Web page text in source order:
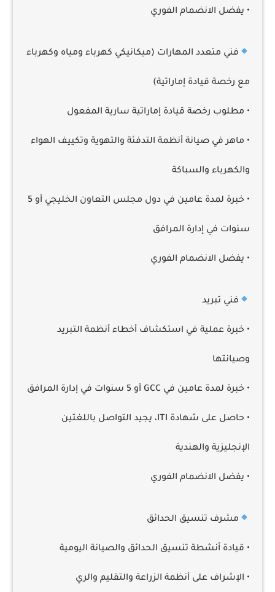
• يفضل الانضمام الفوري
فني متعدد المهارات (ميكانيكي كهرباء ومياه وكهرباء
مع رخصة قيادة إماراتية)
• مطلوب رخصة قيادة إماراتية سارية المفعول
• ماهر في صيانة أنظمة التدفئة والتهوية وتكييف الهواء
والكهرباء والسباكة
• خبرة لمدة عامين في دول مجلس التعاون الخليجي أو 5
سنوات في إدارة المرافق
• يفضل الانضمام الفوري
فني تبريد
• خبرة عملية في استكشاف أخطاء أنظمة التبريد
وصيانتها
• خبرة لمدة عامين في GCC أو 5 سنوات في إدارة المرافق
• حاصل على شهادة ITI، يجيد التواصل باللغتين
الإنجليزية والهندية
• يفضل الانضمام الفوري
مشرف تنسيق الحدائق
• قيادة أنشطة تنسيق الحدائق والصيانة اليومية
• الإشراف على أنظمة الزراعة والتقليم والري